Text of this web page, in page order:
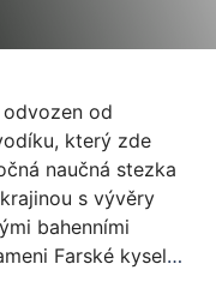
od
který zde
naučná stezka
s vývěry
bahenními
Farské kyselky